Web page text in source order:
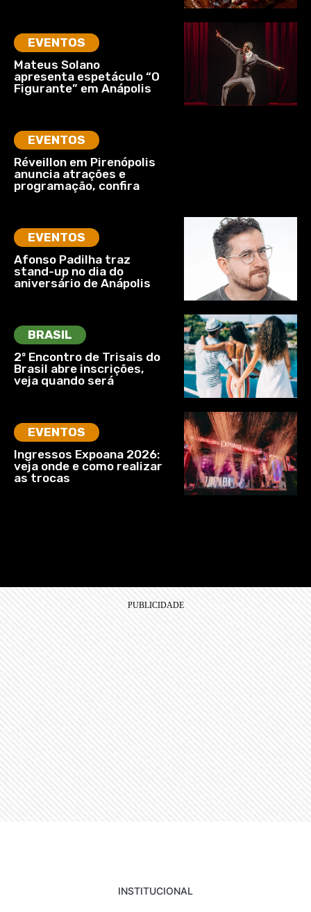
EVENTOS
Mateus Solano
apresenta espetáculo “O
Figurante” em Anápolis
EVENTOS
Réveillon em Pirenópolis
anuncia atrações e
programação, confira
EVENTOS
Afonso Padilha traz
stand-up no dia do
aniversário de Anápolis
BRASIL
2º Encontro de Trisais do
Brasil abre inscrições,
veja quando será
EVENTOS
Ingressos Expoana 2026:
veja onde e como realizar
as trocas
INSTITUCIONAL